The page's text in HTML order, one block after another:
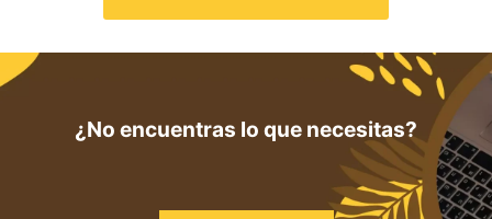
¿No encuentras lo que necesitas?